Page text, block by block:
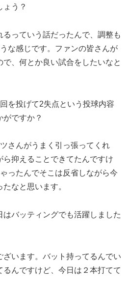
ょう？
るっていう話だったんで、調整も
な感じです。ファンの皆さんが
、何とか良い試合をしたいなと
を投げて2失点という投球内容
がですか？
さんがうまく引っ張ってくれ
ら抑えることできてたんですけ
ったんでそこは反省しながら今
なと思います。
はバッティングでも活躍しました
ざいます。バット持ってるんでい
んですけど、今日は２本打てて